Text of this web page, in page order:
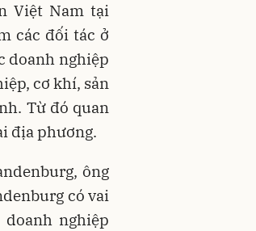
Việt Nam tại
các đối tác ở
doanh nghiệp
cơ khí, sản
Từ đó quan
địa phương.
ông
có vai
nghiệp